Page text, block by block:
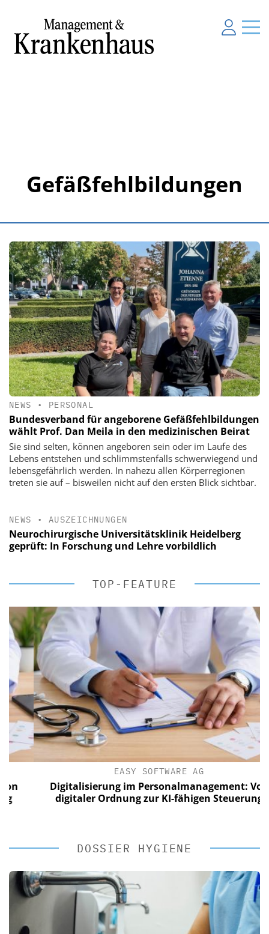
Gefäßfehlbildungen
NEWS • PERSONAL
Bundesverband für angeborene Gefäßfehlbildungen
wählt Prof. Dan Meila in den medizinischen Beirat
Sie sind selten, können angeboren sein oder im Laufe des
Lebens entstehen und schlimmstenfalls schwerwiegend und
lebensgefährlich werden. In nahezu allen Körperregionen
treten sie auf – bisweilen nicht auf den ersten Blick sichtbar.
NEWS • AUSZEICHNUNGEN
Neurochirurgische Universitätsklinik Heidelberg
geprüft: In Forschung und Lehre vorbildlich
TOP-FEATURE
EASY SOFTWARE AG
Digitalisierung im Personalmanagement: Von
digitaler Ordnung zur KI-fähigen Steuerung
DOSSIER HYGIENE